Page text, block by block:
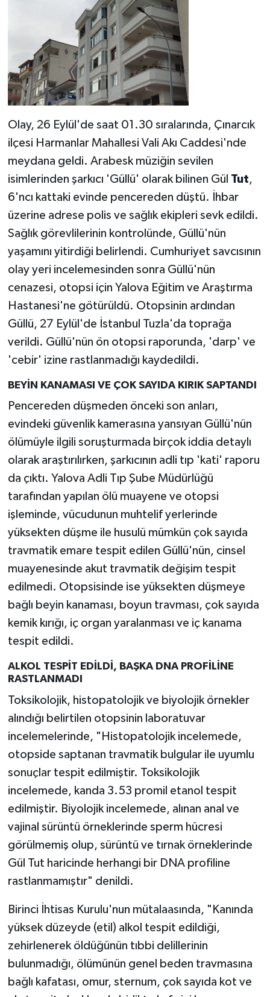
Olay, 26 Eylül'de saat 01.30 sıralarında, Çınarcık
ilçesi Harmanlar Mahallesi Vali Akı Caddesi'nde
meydana geldi. Arabesk müziğin sevilen
isimlerinden şarkıcı 'Güllü' olarak bilinen Gül Tut,
6'ncı kattaki evinde pencereden düştü. İhbar
üzerine adrese polis ve sağlık ekipleri sevk edildi.
Sağlık görevlilerinin kontrolünde, Güllü'nün
yaşamını yitirdiği belirlendi. Cumhuriyet savcısının
olay yeri incelemesinden sonra Güllü'nün
cenazesi, otopsi için Yalova Eğitim ve Araştırma
Hastanesi'ne götürüldü. Otopsinin ardından
Güllü, 27 Eylül'de İstanbul Tuzla'da toprağa
verildi. Güllü'nün ön otopsi raporunda, 'darp' ve
'cebir' izine rastlanmadığı kaydedildi.
BEYİN KANAMASI VE ÇOK SAYIDA KIRIK SAPTANDI
Pencereden düşmeden önceki son anları,
evindeki güvenlik kamerasına yansıyan Güllü'nün
ölümüyle ilgili soruşturmada birçok iddia detaylı
olarak araştırılırken, şarkıcının adli tıp 'kati' raporu
da çıktı. Yalova Adli Tıp Şube Müdürlüğü
tarafından yapılan ölü muayene ve otopsi
işleminde, vücudunun muhtelif yerlerinde
yüksekten düşme ile husulü mümkün çok sayıda
travmatik emare tespit edilen Güllü'nün, cinsel
muayenesinde akut travmatik değişim tespit
edilmedi. Otopsisinde ise yüksekten düşmeye
bağlı beyin kanaması, boyun travması, çok sayıda
kemik kırığı, iç organ yaralanması ve iç kanama
tespit edildi.
ALKOL TESPİT EDİLDİ, BAŞKA DNA PROFİLİNE
RASTLANMADI
Toksikolojik, histopatolojik ve biyolojik örnekler
alındığı belirtilen otopsinin laboratuvar
incelemelerinde, "Histopatolojik incelemede,
otopside saptanan travmatik bulgular ile uyumlu
sonuçlar tespit edilmiştir. Toksikolojik
incelemede, kanda 3.53 promil etanol tespit
edilmiştir. Biyolojik incelemede, alınan anal ve
vajinal sürüntü örneklerinde sperm hücresi
görülmemiş olup, sürüntü ve tırnak örneklerinde
Gül Tut haricinde herhangi bir DNA profiline
rastlanmamıştır" denildi.
Birinci İhtisas Kurulu'nun mütalaasında, "Kanında
yüksek düzeyde (etil) alkol tespit edildiği,
zehirlenerek öldüğünün tıbbi delillerinin
bulunmadığı, ölümünün genel beden travmasına
bağlı kafatası, omur, sternum, çok sayıda kot ve